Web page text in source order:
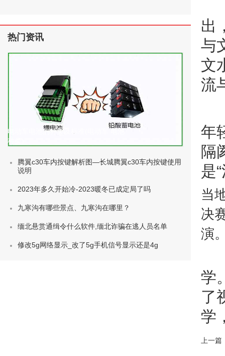
出
与
文
流
年
隔
是
当
决
演
学
了
学
上一篇
热门资讯
电动车电池的种类及标准(电动车 电池
种类)
腾翼c30车内按键解析图—长城腾翼c30车内按键使用
说明
2023年多久开始冷-2023暖冬已成定局了吗
九寒沟有哪些景点、九寒沟在哪里？
缅北悬赏通缉令什么软件,缅北诈骗在逃人员名单
修改5g网络显示_改了5g手机信号显示还是4g